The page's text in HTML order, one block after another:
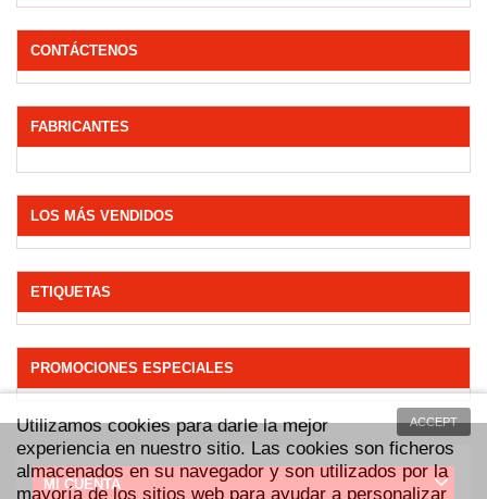
CONTÁCTENOS
FABRICANTES
LOS MÁS VENDIDOS
ETIQUETAS
PROMOCIONES ESPECIALES
MI CUENTA
ACCEPT
Utilizamos cookies para darle la mejor
experiencia en nuestro sitio. Las cookies son ficheros
almacenados en su navegador y son utilizados por la
mayoría de los sitios web para ayudar a personalizar